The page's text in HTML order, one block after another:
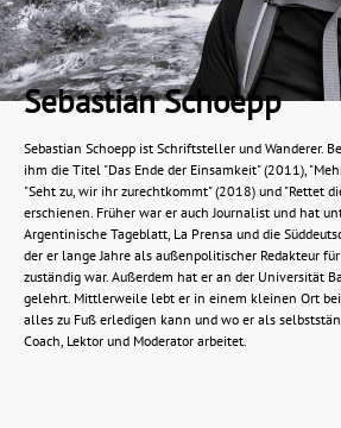
Sebastian Schoepp
Sebastian Schoepp ist Schriftsteller und Wanderer.
ihm die Titel "Das Ende der Einsamkeit" (2011),
"Seht zu, wir ihr zurechtkommt" (2018) und "Rettet
erschienen. Früher war er auch Journalist und hat
Argentinische Tageblatt, La Prensa und die
der er lange Jahre als außenpolitischer Redakteur
zuständig war. Außerdem hat er an der Universität
gelehrt. Mittlerweile lebt er in einem kleinen Ort
alles zu Fuß erledigen kann und wo er als
Coach, Lektor und Moderator arbeitet.